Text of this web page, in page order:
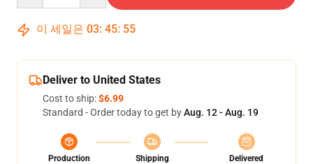
이 세일은 03: 45: 54
Deliver to United States
Cost to ship:$6.99
Standard - Order today to get byAug. 12 - Aug. 19
Production
Shipping
Delivered